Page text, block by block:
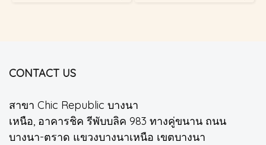
CONTACT US
สาขา Chic Republic บางนา
เหนือ, อาคารชิค รีพับบลิค 983 ทางคู่ขนาน ถนน
บางนา-ตราด แขวงบางนาเหนือ เขตบางนา